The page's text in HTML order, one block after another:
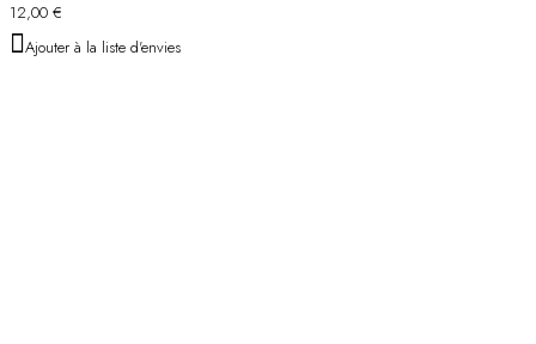
12,00 €
Ajouter à la liste d'envies